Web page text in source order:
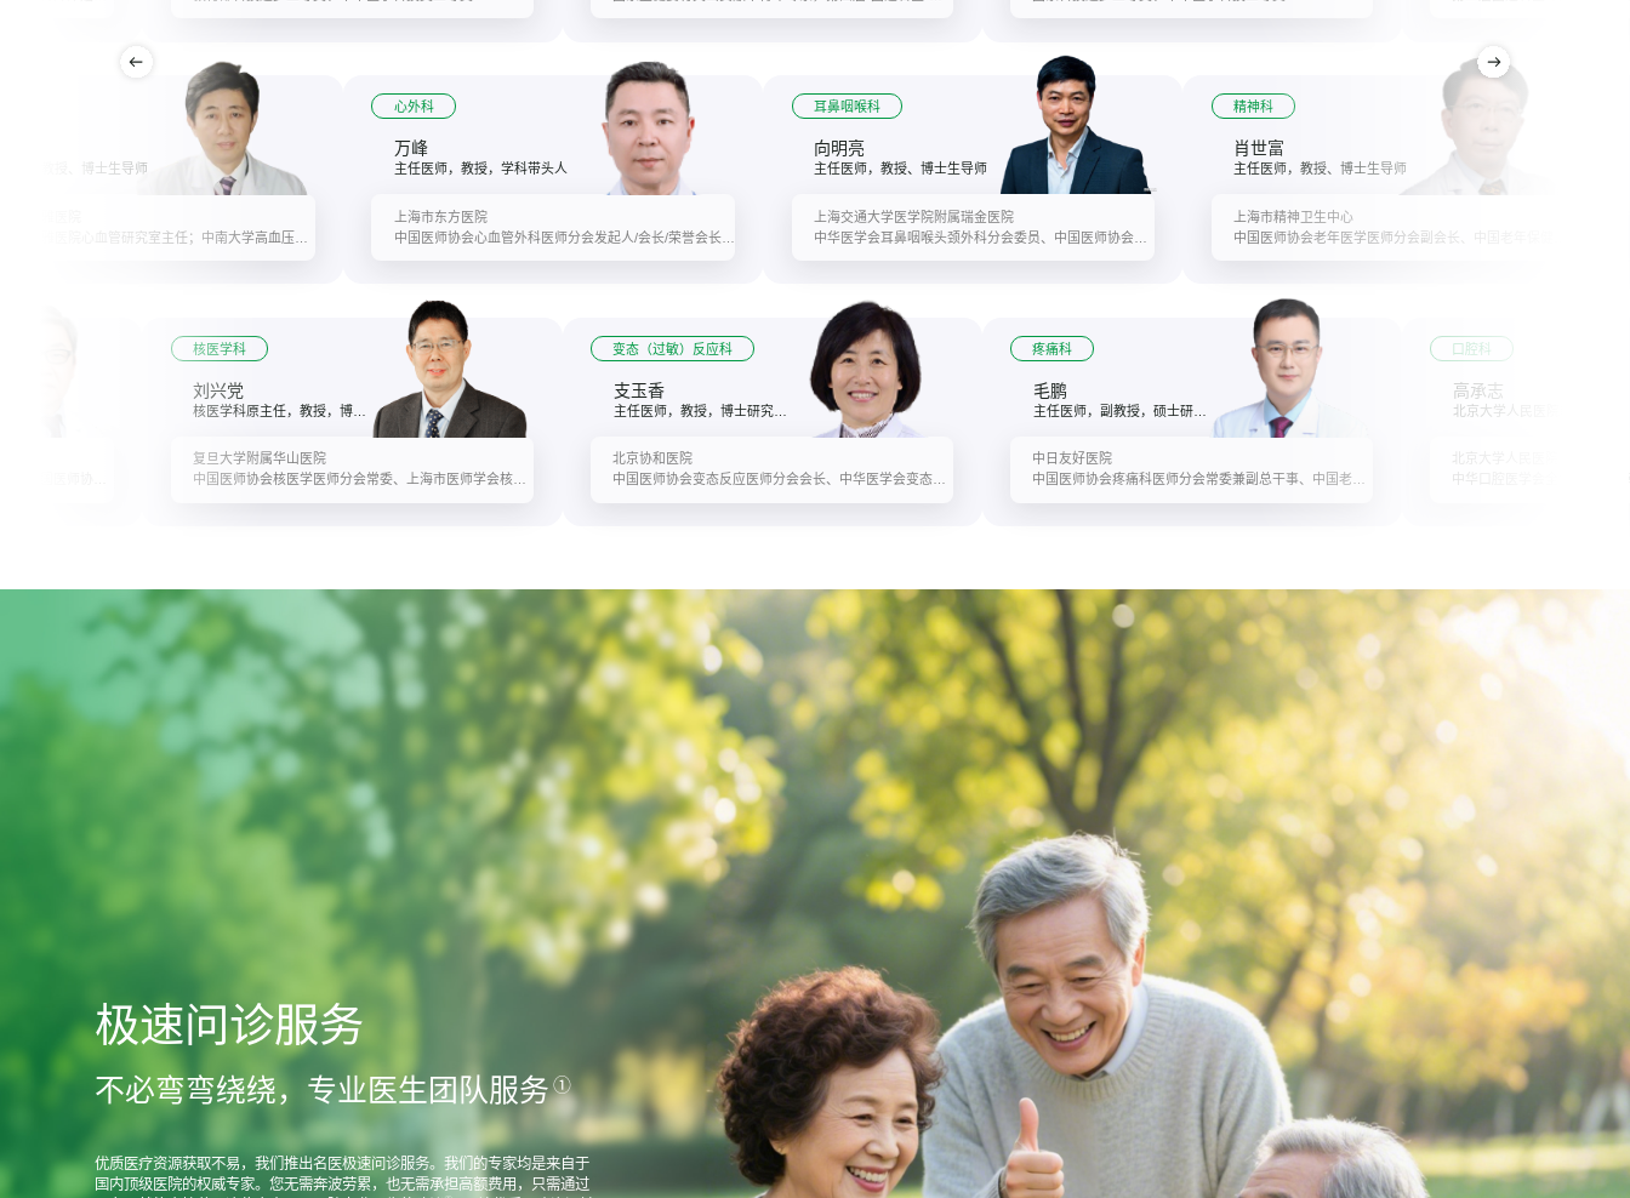
师，教授、博士生导师
心外科
万峰
主任医师，教授，学科带头人
上海市东方医院
中国医师协会心血管外科医师分会发起人/会长/荣誉会长，欧美同学会医师协会心血管外科分会会长，中国心血管病研究杂志荣誉主编，中国心脏重症联盟长三角分中心理事长，中国非公立医疗机构协会医生集团分会会长
耳鼻咽喉科
向明亮
主任医师，教授、博士生导师
上海交通大学医学院附属瑞金医院
中华医学会耳鼻咽喉头颈外科分会委员、中国医师协会耳鼻咽喉头颈外科分会委员、中国医促会甲状腺疾病分会常委、上海市医师协会耳鼻咽喉头颈外科分会副会长
精神科
肖世富
主任医师，教授、博士生导师
上海市精神卫生中心
核医学科
刘兴党
复旦大学附属华山医院
中国医师协会核医学医师分会常委、上海市医师学会核医学分会会长、中国国际骨密度专家委员会主任委员
变态（过敏）反应科
支玉香
主任医师，教授，博士研究生导师
北京协和医院
中国医师协会变态反应医师分会会长、中华医学会变态反应分会副主任委员、中国罕见病联盟/北京罕见病诊疗与保障学会变态反应学分会主任委员
疼痛科
毛鹏
主任医师，副教授，硕士研究生导师
中日友好医院
中国医师协会疼痛科医师分会常委兼副总干事、中国老年保健医学研究会老年疼痛疾病分会副主任委员、中国人体健康科技促进会神经脊柱和疼痛专业委员会副主任委员
口腔科
高承志
极速问诊服务
不必弯弯绕绕，专业医生团队服务 ①
优质医疗资源获取不易，我们推出名医极速问诊服务。我们的专家均是来自于
国内顶级医院的权威专家。您无需奔波劳累，也无需承担高额费用，只需通过